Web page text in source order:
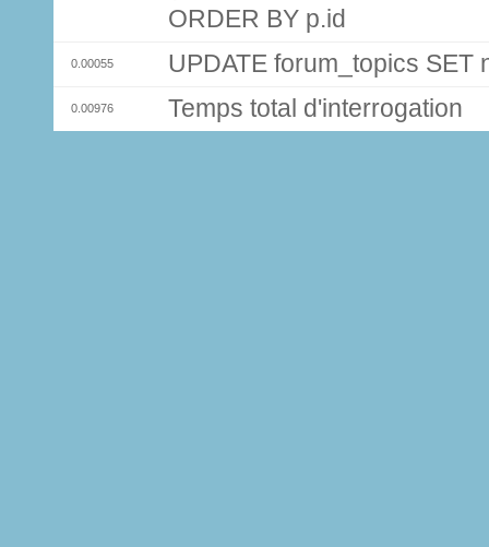
ORDER BY p.id
0.00055 UPDATE forum_topics
0.00976 Temps total d'interrogation